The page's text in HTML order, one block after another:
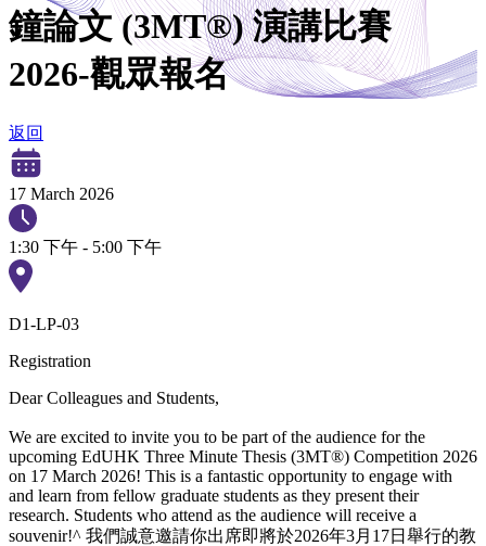
鐘論文 (3MT®) 演講比賽
2026-觀眾報名
返回
17 March 2026
1:30 下午 - 5:00 下午
D1-LP-03
Registration
Dear Colleagues and Students,
We are excited to invite you to be part of the audience for the
upcoming EdUHK Three Minute Thesis (3MT®) Competition 2026
on 17 March 2026! This is a fantastic opportunity to engage with
and learn from fellow graduate students as they present their
research. Students who attend as the audience will receive a
souvenir!^ 我們誠意邀請你出席即將於2026年3月17日舉行的教